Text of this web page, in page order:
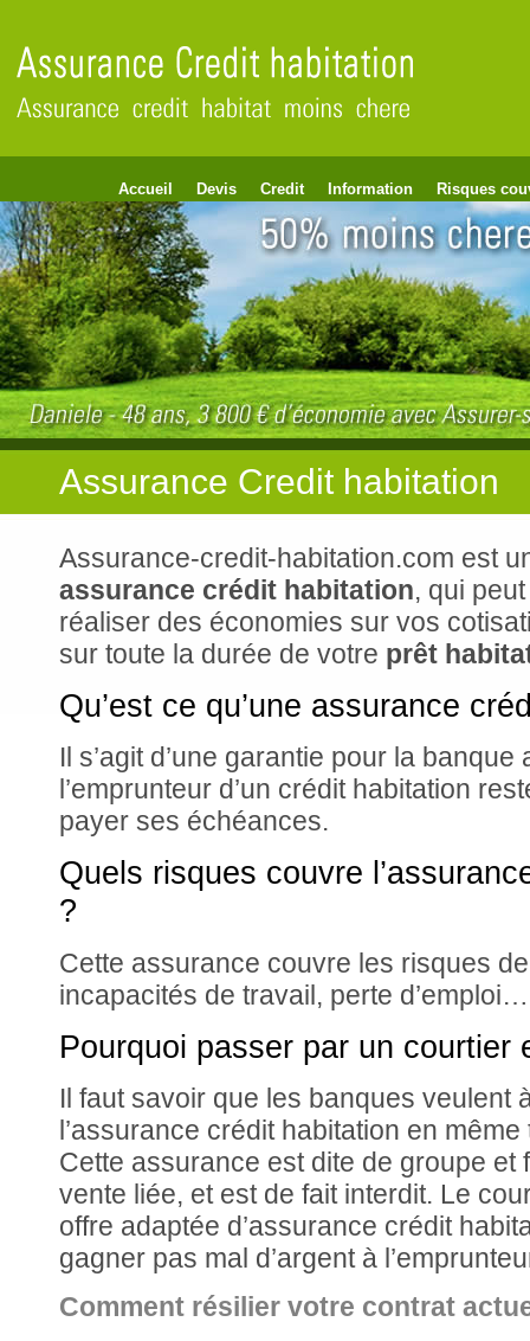
Accueil Devis Credit Information Risques
Assurance Credit habitation
Assurance-credit-habitation.com est
assurance crédit habitation, qui
réaliser des économies sur vos
sur toute la durée de votre prêt
Qu’est ce qu’une assurance
Il s’agit d’une garantie pour la banque
l’emprunteur d’un crédit habitation
payer ses échéances.
Quels risques couvre
?
Cette assurance couvre les risques
incapacités de travail, perte d’emploi…
Pourquoi passer par un courtier
Il faut savoir que les banques veulent
l’assurance crédit habitation en
Cette assurance est dite de groupe et
vente liée, et est de fait interdit. Le
offre adaptée d’assurance crédit
gagner pas mal d’argent à
Comment résilier votre contrat